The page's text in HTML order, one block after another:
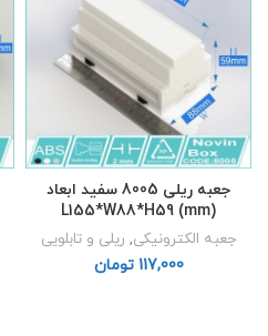
جعبه ریلی 8005 سفید ابعاد
L155*W88*H59 (mm)
جعبه الکترونیکی, ریلی و تابلویی
تومان